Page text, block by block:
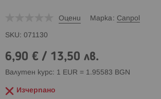
Оцени Марка Canpol
SKU 071130
6,90 € / 13,50 лв.
Валутен курс: 1 EUR = 1.95583 BGN
Изчерпано